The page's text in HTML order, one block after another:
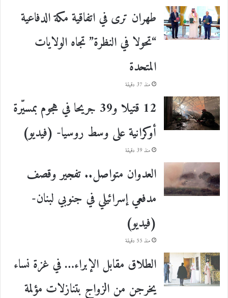
طهران ترى في اتفاقية مكة الدفاعية
“تحولا في النظرة” تجاه الولايات
المتحدة
منذ 37 دقيقة
12 قتيلا و39 جريحا في هجوم بمسيّرة
أوكرانية على وسط روسيا- (فيديو)
منذ 39 دقيقة
العدوان متواصل.. تفجير وقصف
مدفعي إسرائيلي في جنوبي لبنان-
(فيديو)
منذ 55 دقيقة
الطلاق مقابل الإبراء… في غزة نساء
يخرجن من الزواج بتنازلات مؤلمة